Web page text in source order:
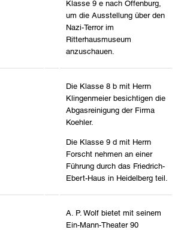
Klasse 9 e nach Offenburg,
um die Ausstellung über den
Nazi-Terror im
Ritterhausmuseum
anzuschauen.
Die Klasse 8 b mit Herrn
Klingenmeier besichtigen die
Abgasreinigung der Firma
Koehler.
Die Klasse 9 d mit Herrn
Forscht nehmen an einer
Führung durch das Friedrich-
Ebert-Haus in Heidelberg teil.
A. P. Wolf bietet mit seinem
Ein-Mann-Theater 90